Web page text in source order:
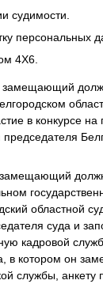
судимости.
персональных
4Х6.
замещающий
в конкурсе на
областной
суда и
кадровой
в котором он
службы, анкету